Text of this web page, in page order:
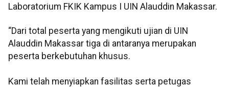
Laboratorium FKIK Kampus I UIN Alauddin Makassar.
“Dari total peserta yang mengikuti ujian di UIN
Alauddin Makassar tiga di antaranya merupakan
peserta berkebutuhan khusus.
Kami telah menyiapkan fasilitas serta petugas